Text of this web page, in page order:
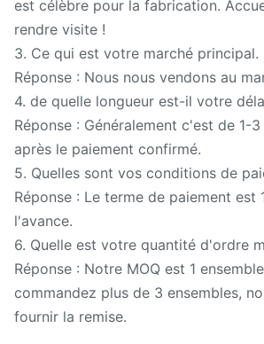
est célèbre pour la fabrication.
rendre visite !
3. Ce qui est votre marché principal.
Réponse : Nous nous vendons au
4. de quelle longueur est-il votre
Réponse : Généralement c'est de 1-
après le paiement confirmé.
5. Quelles sont vos conditions de
Réponse : Le terme de paiement est
l'avance.
6. Quelle est votre quantité d'ordre
Réponse : Notre MOQ est 1
commandez plus de 3 ensembles,
fournir la remise.